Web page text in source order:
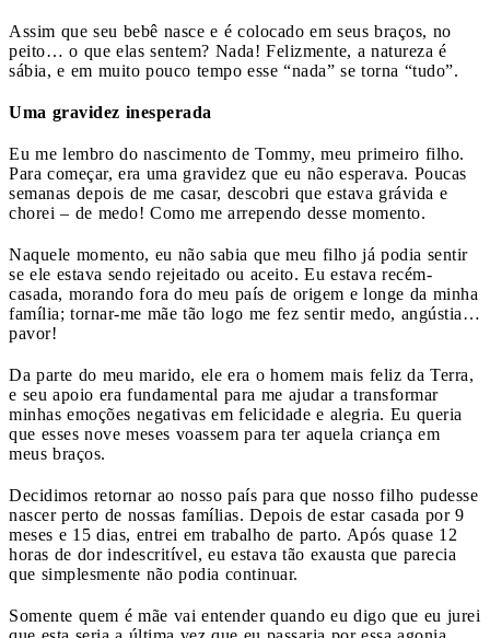
Assim que seu bebê nasce e é colocado em seus braços, no
peito… o que elas sentem? Nada! Felizmente, a natureza é
sábia, e em muito pouco tempo esse “nada” se torna “tudo”.
Uma gravidez inesperada
Eu me lembro do nascimento de Tommy, meu primeiro filho.
Para começar, era uma gravidez que eu não esperava. Poucas
semanas depois de me casar, descobri que estava grávida e
chorei – de medo! Como me arrependo desse momento.
Naquele momento, eu não sabia que meu filho já podia sentir
se ele estava sendo rejeitado ou aceito. Eu estava recém-
casada, morando fora do meu país de origem e longe da minha
família; tornar-me mãe tão logo me fez sentir medo, angústia…
pavor!
Da parte do meu marido, ele era o homem mais feliz da Terra,
e seu apoio era fundamental para me ajudar a transformar
minhas emoções negativas em felicidade e alegria. Eu queria
que esses nove meses voassem para ter aquela criança em
meus braços.
Decidimos retornar ao nosso país para que nosso filho pudesse
nascer perto de nossas famílias. Depois de estar casada por 9
meses e 15 dias, entrei em trabalho de parto. Após quase 12
horas de dor indescritível, eu estava tão exausta que parecia
que simplesmente não podia continuar.
Somente quem é mãe vai entender quando eu digo que eu jurei